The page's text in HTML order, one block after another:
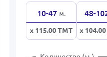
10-47 м.
x 115.00ТМТ
48-
x 104.00